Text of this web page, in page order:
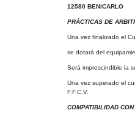
12580 BENICARLO
PRÁCTICAS DE
Una vez finalizado el
se dotará del
Será imprescindible la
Una vez superado el
F.F.C.V.
COMPATIBILIDAD